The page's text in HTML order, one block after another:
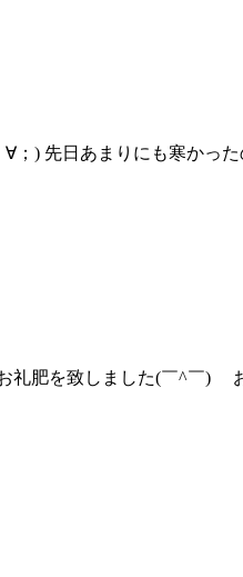
) 先日あまりにも寒かっ
肥を致しました(￣^￣)ゞ